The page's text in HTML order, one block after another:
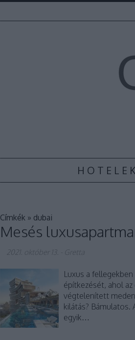
H O T E L E K
Címkék » dubai
Mesés
2021. október 13. Gretta
Luxus a
építkezését, ahol
végtelenített
kilátás? Bámulatos.
egyik…